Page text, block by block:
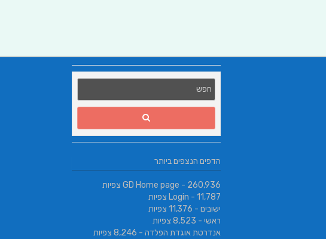
הדפים הנצפים ביותר
GD Home page - 260,936 צפיות
Login - 11,787 צפיות
ישובים - 11,376 צפיות
ראשי - 8,523 צפיות
אנדרטת אוגדת הפלדה - 8,246 צפיות